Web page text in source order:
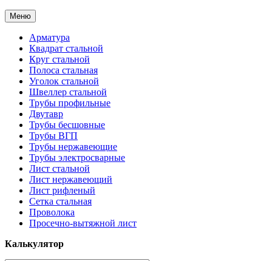
Меню
Арматура
Квадрат стальной
Круг стальной
Полоса стальная
Уголок стальной
Швеллер стальной
Трубы профильные
Двутавр
Трубы бесшовные
Трубы ВГП
Трубы нержавеющие
Трубы электросварные
Лист стальной
Лист нержавеющий
Лист рифленый
Сетка стальная
Проволока
Просечно-вытяжной лист
Калькулятор